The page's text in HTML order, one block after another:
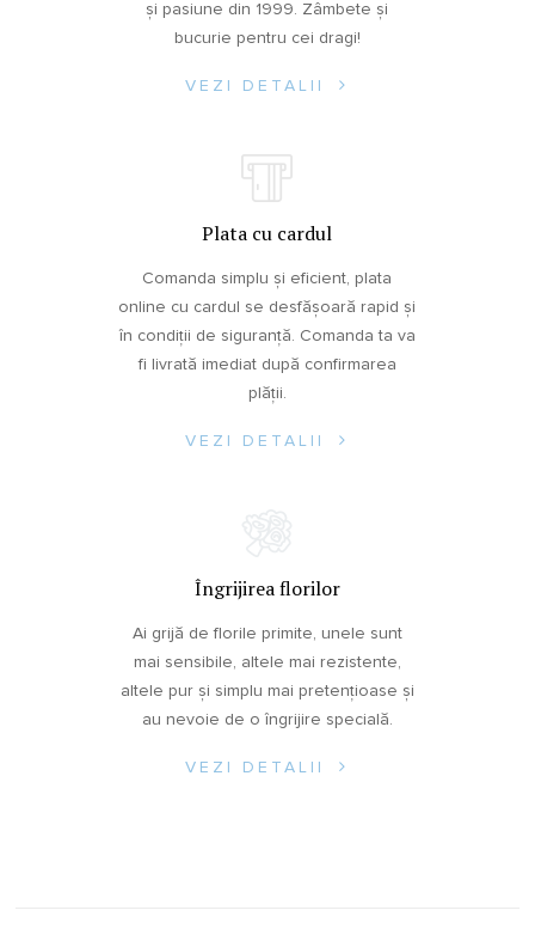
și pasiune din 1999. Zâmbete și
bucurie pentru cei dragi!
VEZI DETALII
Plata cu cardul
Comanda simplu și eficient, plata
online cu cardul se desfășoară rapid și
în condiții de siguranță. Comanda ta va
fi livrată imediat după confirmarea
plății.
VEZI DETALII
Îngrijirea florilor
Ai grijă de florile primite, unele sunt
mai sensibile, altele mai rezistente,
altele pur și simplu mai pretențioase și
au nevoie de o îngrijire specială.
VEZI DETALII